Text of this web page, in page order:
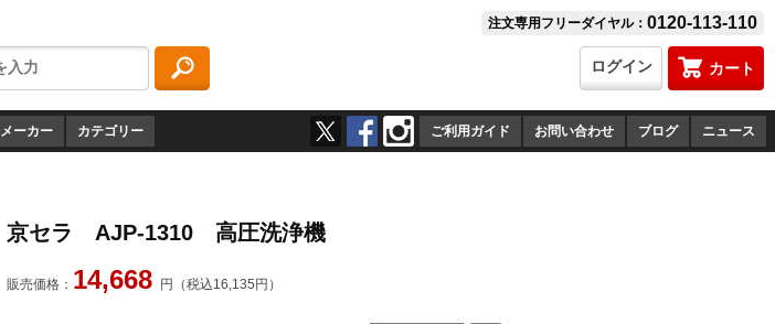
注文専用フリーダイヤル： 0120-113-110
カート
ログイン
メーカー カテゴリー ご利用ガイド お問い合わせ ブログ ニュース
京セラ AJP-1310 高圧洗浄機
販売価格： 14,668 円（税込16,135円）